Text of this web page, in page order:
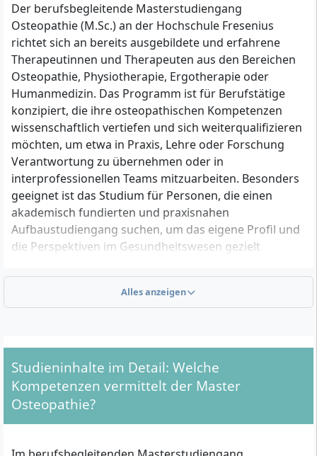
und Geburt uvm.
Der berufsbegleitende Masterstudiengang
Osteopathie (M.Sc.) an der Hochschule Fresenius
richtet sich an bereits ausgebildete und erfahrene
Therapeutinnen und Therapeuten aus den Bereichen
Osteopathie, Physiotherapie, Ergotherapie oder
Humanmedizin. Das Programm ist für Berufstätige
konzipiert, die ihre osteopathischen Kompetenzen
wissenschaftlich vertiefen und sich weiterqualifizieren
möchten, um etwa in Praxis, Lehre oder Forschung
Verantwortung zu übernehmen oder in
interprofessionellen Teams mitzuarbeiten. Besonders
geeignet ist das Studium für Personen, die einen
akademisch fundierten und praxisnahen
Aufbaustudiengang suchen, um das eigene Profil und
die Perspektiven im Gesundheitswesen gezielt
Welche formalen Zulassungsvoraussetzungen gibt
Zugangsvoraussetzung:
Abgeschlossenes Bachelorstudium in Osteopathie
Alles anzeigen
Studieninhalte im Detail: Welche
Kompetenzen vermittelt der Master
Osteopathie?